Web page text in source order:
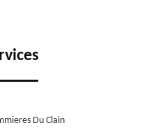
Du Clain